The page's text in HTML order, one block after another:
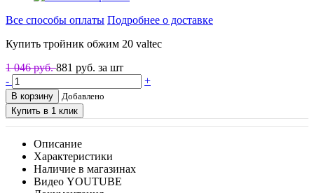
Все способы оплаты Подробнее о доставке
Купить тройник обжим 20 valtec
1 046 руб.881 руб. за шт
-
+
В корзину
Добавлено
Купить в 1 клик
Описание
Характеристики
Наличие в магазинах
Видео YOUTUBE